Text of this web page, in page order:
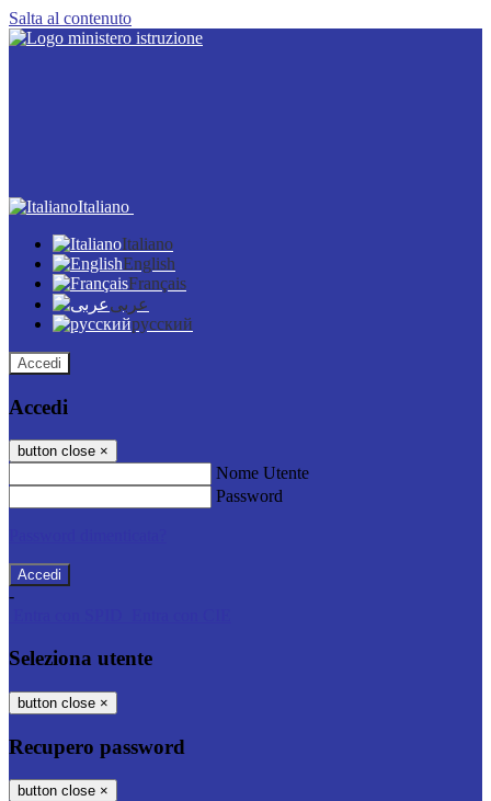
Salta al contenuto
Italiano
Italiano
English
Français
عربى
русский
Accedi
Accedi
button close ×
Nome Utente
Password
-
Seleziona utente
button close ×
Recupero password
button close ×